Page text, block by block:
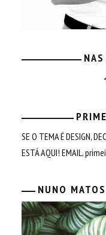
SE O TEMA É DESIGN,
ESTÁ AQUI! EMAIL.
NUNO